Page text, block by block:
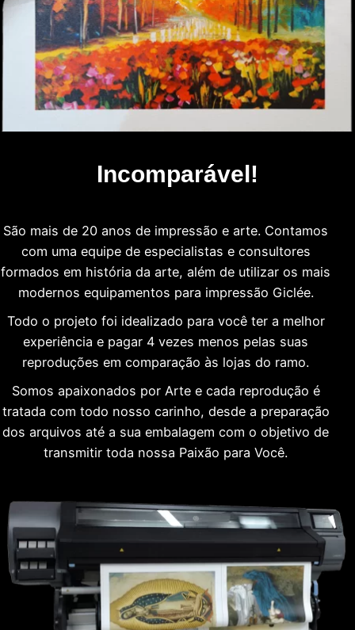
Incomparável!
São mais de 20 anos de impressão e arte. Contamos
com uma equipe de especialistas e consultores
formados em história da arte, além de utilizar os mais
modernos equipamentos para impressão Giclée.
Todo o projeto foi idealizado para você ter a melhor
experiência e pagar 4 vezes menos pelas suas
reproduções em comparação às lojas do ramo.
Somos apaixonados por Arte e cada reprodução é
tratada com todo nosso carinho, desde a preparação
dos arquivos até a sua embalagem com o objetivo de
transmitir toda nossa Paixão para Você.